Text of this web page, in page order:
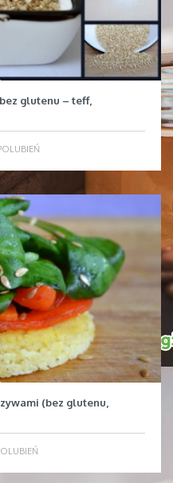
glutenu – teff,
(bez glutenu,